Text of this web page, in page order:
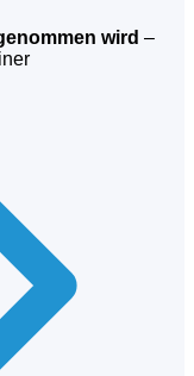
wird –